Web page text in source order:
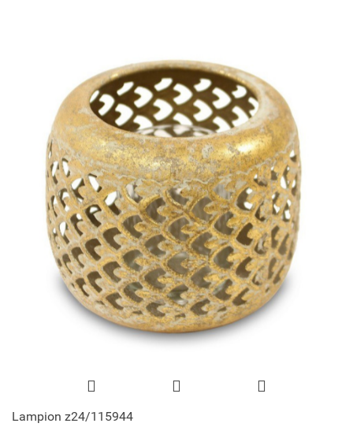
Lampion z24/115944